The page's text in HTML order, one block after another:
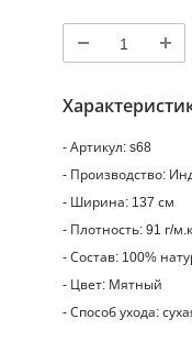
- Артикул: s68
- Производство:
- Ширина: 137 см
- Плотность: 91 г/
- Состав: 100%
- Цвет: Мятный
- Способ ухода: